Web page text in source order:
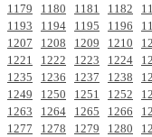
1179 1180 1181 1182
1193 1194 1195 1196
1207 1208 1209 1210
1221 1222 1223 1224
1235 1236 1237 1238
1249 1250 1251 1252
1263 1264 1265 1266
1277 1278 1279 1280